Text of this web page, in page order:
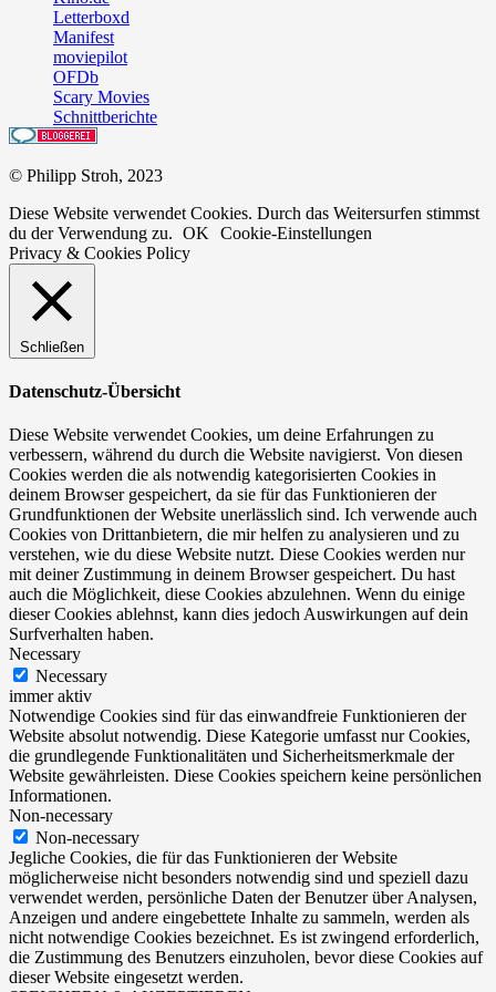
Letterboxd
Manifest
moviepilot
OFDb
Scary Movies
Schnittberichte
© Philipp Stroh, 2023
Diese Website verwendet Cookies. Durch das Weitersurfen stimmst
du der Verwendung zu. OK
Cookie-Einstellungen
Privacy & Cookies Policy
Schließen
Datenschutz-Übersicht
Diese Website verwendet Cookies, um deine Erfahrungen zu
verbessern, während du durch die Website navigierst. Von diesen
Cookies werden die als notwendig kategorisierten Cookies in
deinem Browser gespeichert, da sie für das Funktionieren der
Grundfunktionen der Website unerlässlich sind. Ich verwende auch
Cookies von Drittanbietern, die mir helfen zu analysieren und zu
verstehen, wie du diese Website nutzt. Diese Cookies werden nur
mit deiner Zustimmung in deinem Browser gespeichert. Du hast
auch die Möglichkeit, diese Cookies abzulehnen. Wenn du einige
dieser Cookies ablehnst, kann dies jedoch Auswirkungen auf dein
Surfverhalten haben.
Necessary
Necessary
immer aktiv
Notwendige Cookies sind für das einwandfreie Funktionieren der
Website absolut notwendig. Diese Kategorie umfasst nur Cookies,
die grundlegende Funktionalitäten und Sicherheitsmerkmale der
Website gewährleisten. Diese Cookies speichern keine persönlichen
Informationen.
Non-necessary
Non-necessary
Jegliche Cookies, die für das Funktionieren der Website
möglicherweise nicht besonders notwendig sind und speziell dazu
verwendet werden, persönliche Daten der Benutzer über Analysen,
Anzeigen und andere eingebettete Inhalte zu sammeln, werden als
nicht notwendige Cookies bezeichnet. Es ist zwingend erforderlich,
die Zustimmung des Benutzers einzuholen, bevor diese Cookies auf
dieser Website eingesetzt werden.